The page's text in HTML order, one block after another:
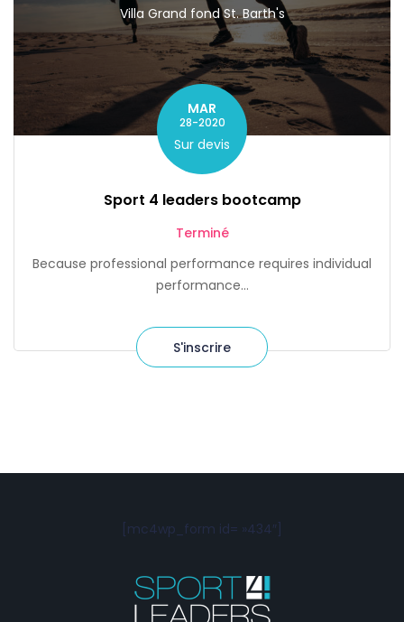
Villa Grand fond St. Barth's
MAR
28-2020
Sur devis
Sport 4 leaders bootcamp
Terminé
Because professional performance requires individual
performance…
S'inscrire
[mc4wp_form id= »434″]